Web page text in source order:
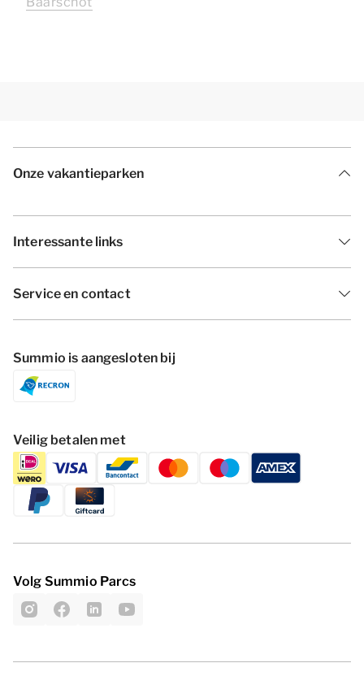
Onze vakantieparken
Interessante links
Service en contact
Summio is aangesloten bij
Veilig betalen met
Volg Summio Parcs